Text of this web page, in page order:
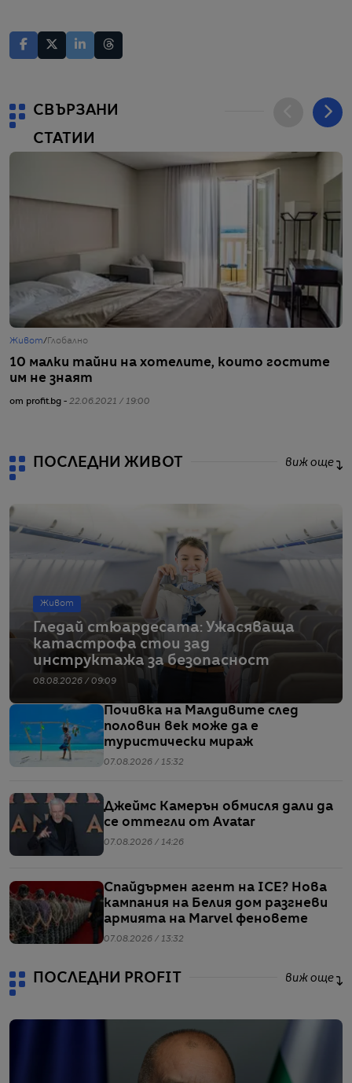
СВЪРЗАНИ
СТАТИИ
Живот/ Глобално
10 малки тайни на хотелите, които гостите
им не знаят
от profit.bg - 22.06.2021 / 19:00
ПОСЛЕДНИ ЖИВОТ виж още
Живот
Гледай стюардесата: Ужасяваща
катастрофа стои зад
инструктажа за безопасност
08.08.2026 / 09:09
Почивка на Малдивите след
половин век може да е
туристически мираж
07.08.2026 / 15:32
Джеймс Камерън обмисля дали да
се оттегли от Avatar
07.08.2026 / 14:26
Спайдърмен агент на ICE? Нова
кампания на Белия дом разгневи
армията на Marvel феновете
07.08.2026 / 13:32
ПОСЛЕДНИ PROFIT виж още